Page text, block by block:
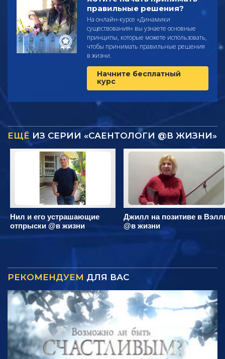
правильные решения?
На онлайн-курсе «Динамики
существования» вы узнаете основные
принципы, которые можете использовать,
чтобы принимать правильные решения
в жизни.
Начните бесплатный
курс
ЕЩЁ ИЗ СЕРИИ «САЕНТОЛОГИ @В ЖИЗНИ»
Нил и его устрашающие
отпрыски @в жизни
Джилл на позитиве в
@в жизни
РЕКОМЕНДУЕМ ДЛЯ ВАС